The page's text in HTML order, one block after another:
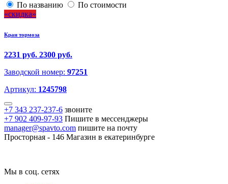
По названию
По стоимости
скидка
Кран тормоза
2231 руб. 2300 руб.
Заводской номер: 97251
Артикул: 1245798
+7 343 237-237-6 звоните
+7 902 409-97-93 Пишите в мессенджеры
manager@spavto.com пишите на почту
Просторная - 146 Магазин в екатеринбурге
Мы в соц. сетях